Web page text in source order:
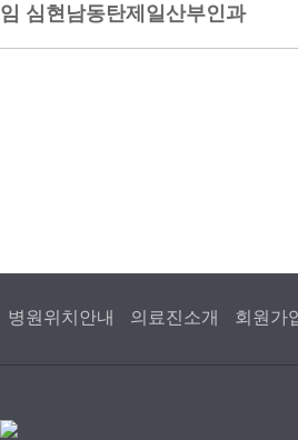
임 심현남동탄제일산부인과
병원위치안내 의료진소개 회원가